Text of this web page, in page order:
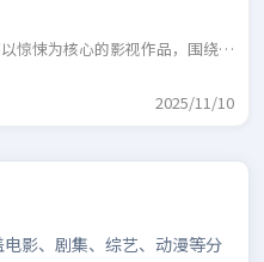
惊悚为核心的影视作品，围绕危
长展开，整体节奏紧凑，适合一
2025/11/10
影、剧集、综艺、动漫等分